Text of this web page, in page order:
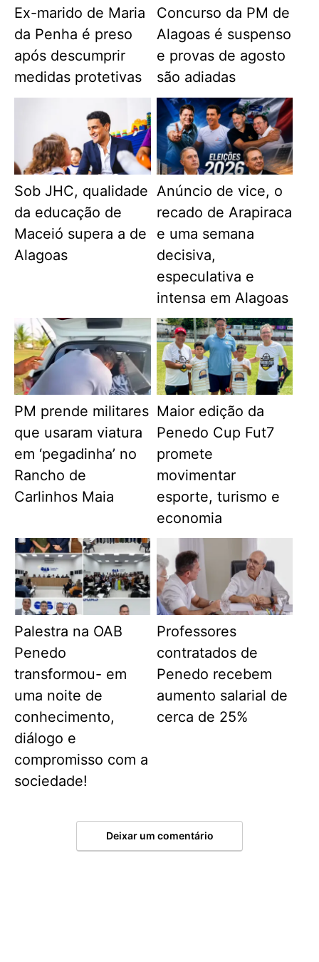
Ex-marido de Maria
da Penha é preso
após descumprir
medidas protetivas
Concurso da PM de
Alagoas é suspenso
e provas de agosto
são adiadas
Sob JHC, qualidade
da educação de
Maceió supera a de
Alagoas
Anúncio de vice, o
recado de Arapiraca
e uma semana
decisiva,
especulativa e
intensa em Alagoas
PM prende militares
que usaram viatura
em ‘pegadinha’ no
Rancho de
Carlinhos Maia
Maior edição da
Penedo Cup Fut7
promete
movimentar
esporte, turismo e
economia
Palestra na OAB
Penedo
transformou- em
uma noite de
conhecimento,
diálogo e
compromisso com a
sociedade!
Professores
contratados de
Penedo recebem
aumento salarial de
cerca de 25%
Deixar um comentário